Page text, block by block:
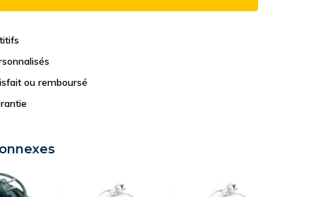
ou remboursé